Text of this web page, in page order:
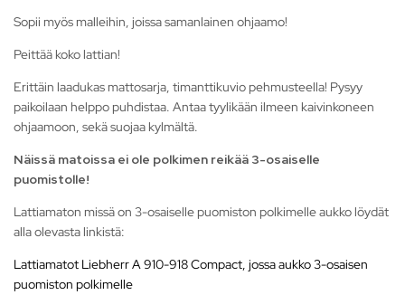
Sopii myös malleihin, joissa samanlainen ohjaamo!
Peittää koko lattian!
Erittäin laadukas mattosarja, timanttikuvio pehmusteella! Pysyy
paikoilaan helppo puhdistaa. Antaa tyylikään ilmeen kaivinkoneen
ohjaamoon, sekä suojaa kylmältä.
Näissä matoissa ei ole polkimen reikää 3-osaiselle
puomistolle!
Lattiamaton missä on 3-osaiselle puomiston polkimelle aukko löydät
alla olevasta linkistä:
Lattiamatot Liebherr A 910-918 Compact, jossa aukko 3-osaisen
puomiston polkimelle